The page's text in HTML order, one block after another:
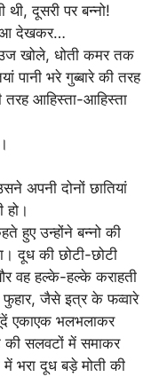
दूसरी पर बन्नो!
हुआ देखकर…
खोले, धोती कमर तक
पानी भरे गुब्बारे की तरह
आहिस्ता-आहिस्ता
अपनी दोनों छातियां
हो।
हुए उन्होंने बन्नो की
दूध की छोटी-छोटी
वह हल्के-हल्के कराहती
जैसे इत्र के फव्वारे
एकाएक भलभलाकर
सलवटों में समाकर
भरा दूध बड़े मोती की